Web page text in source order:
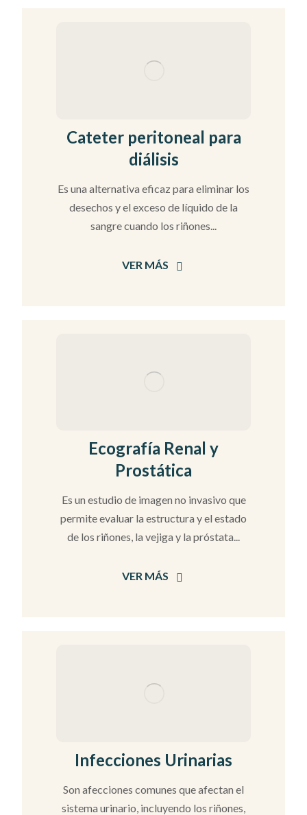
Cateter peritoneal para
diálisis
Es una alternativa eficaz para eliminar los
desechos y el exceso de líquido de la
sangre cuando los riñones...
VER MÁS
Ecografía Renal y
Prostática
Es un estudio de imagen no invasivo que
permite evaluar la estructura y el estado
de los riñones, la vejiga y la próstata...
VER MÁS
Infecciones Urinarias
Son afecciones comunes que afectan el
sistema urinario, incluyendo los riñones,